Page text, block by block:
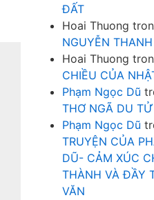
ĐẤT
Hoai Thuong
NGUYỄN
Hoai Thuong
CHIỀU CỦA
Phạm Ngọc Dũ
THƠ NGÃ DU TỬ
Phạm Ngọc Dũ
TRUYỆN CỦA
DŨ- CẢM XÚC
THÀNH VÀ ĐẦY
VĂN